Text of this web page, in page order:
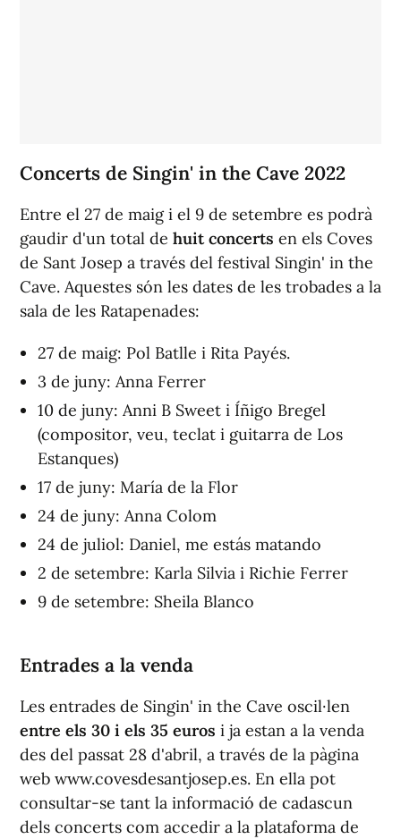
Concerts de Singin' in the Cave 2022
Entre el 27 de maig i el 9 de setembre es podrà
gaudir d'un total de huit concerts en els Coves
de Sant Josep a través del festival Singin' in the
Cave. Aquestes són les dates de les trobades a la
sala de les Ratapenades:
27 de maig: Pol Batlle i Rita Payés.
3 de juny: Anna Ferrer
10 de juny: Anni B Sweet i Íñigo Bregel
(compositor, veu, teclat i guitarra de Los
Estanques)
17 de juny: María de la Flor
24 de juny: Anna Colom
24 de juliol: Daniel, me estás matando
2 de setembre: Karla Silvia i Richie Ferrer
9 de setembre: Sheila Blanco
Entrades a la venda
Les entrades de Singin' in the Cave oscil·len
entre els 30 i els 35 euros i ja estan a la venda
des del passat 28 d'abril, a través de la pàgina
web www.covesdesantjosep.es. En ella pot
consultar-se tant la informació de cadascun
dels concerts com accedir a la plataforma de